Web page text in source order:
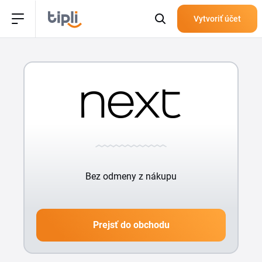
Vytvoriť účet
Bez odmeny z nákupu
Prejsť do obchodu